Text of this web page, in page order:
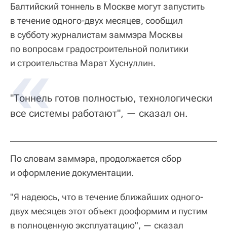
Балтийский тоннель в Москве могут запустить
в течение одного-двух месяцев, сообщил
в субботу журналистам заммэра Москвы
по вопросам градостроительной политики
и строительства Марат Хуснуллин.
"Тоннель готов полностью, технологически
все системы работают", — сказал он.
По словам заммэра, продолжается сбор
и оформление документации.
"Я надеюсь, что в течение ближайших одного-
двух месяцев этот объект дооформим и пустим
в полноценную эксплуатацию", — сказал